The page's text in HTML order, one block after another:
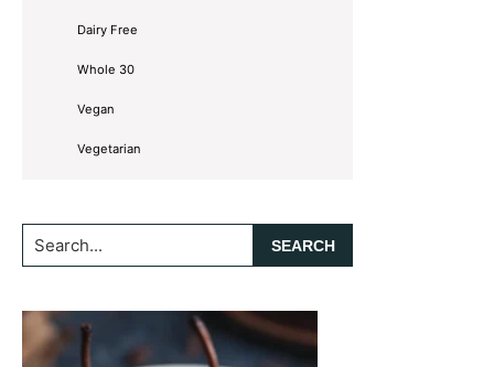
Dairy Free
Whole 30
Vegan
Vegetarian
Search...